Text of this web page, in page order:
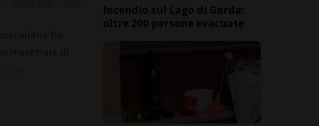
Incendio sul Lago di Garda:
oltre 200 persone evacuate